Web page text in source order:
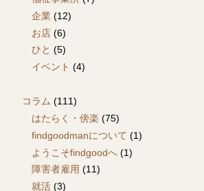
企業 (12)
お店 (6)
ひと (5)
イベント (4)
コラム (111)
はたらく・傍楽 (75)
findgoodmanについて (1)
ようこそfindgoodへ (1)
障害者雇用 (11)
就活 (3)